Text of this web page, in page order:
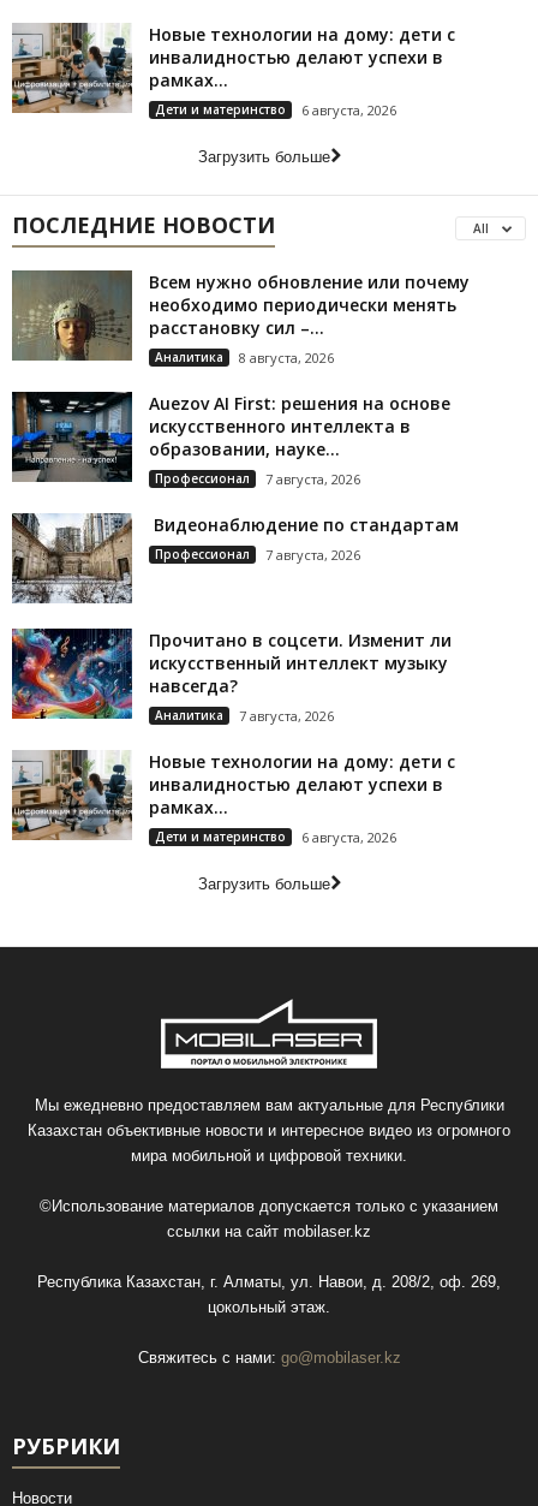
Новые технологии на дому: дети с
инвалидностью делают успехи в
рамках...
Дети и материнство 6 августа, 2026
Загрузить больше
ПОСЛЕДНИЕ НОВОСТИ All
Всем нужно обновление или почему
необходимо периодически менять
расстановку сил –...
Аналитика 8 августа, 2026
Auezov AI First: решения на основе
искусственного интеллекта в
образовании, науке...
Профессионал 7 августа, 2026
Видеонаблюдение по стандартам
Профессионал 7 августа, 2026
Прочитано в соцсети. Изменит ли
искусственный интеллект музыку
навсегда?
Аналитика 7 августа, 2026
Новые технологии на дому: дети с
инвалидностью делают успехи в
рамках...
Дети и материнство 6 августа, 2026
Загрузить больше
Мы ежедневно предоставляем вам актуальные для Республики
Казахстан объективные новости и интересное видео из огромного
мира мобильной и цифровой техники.
©Использование материалов допускается только с указанием
ссылки на сайт mobilaser.kz
Республика Казахстан, г. Алматы, ул. Навои, д. 208/2, оф. 269,
цокольный этаж.
Свяжитесь с нами: go@mobilaser.kz
РУБРИКИ
Новости